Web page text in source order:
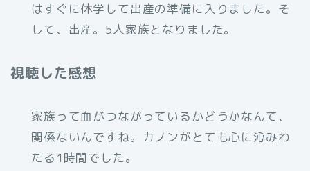
はすぐに休学して出産の準備に入りました。そ
して、出産。5人家族となりました。
視聴した感想
家族って血がつながっているかどうかなんて、
関係ないんですね。カノンがとても心に沁みわ
たる1時間でした。